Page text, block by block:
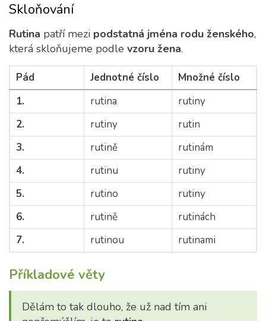
Skloňování
Rutina patří mezi podstatná jména rodu ženského,
která skloňujeme podle vzoru žena.
Pád Jednotné číslo
Množné číslo
1.
rutina
rutiny
2.
rutiny
rutin
3.
rutině
rutinám
4.
rutinu
rutiny
5.
rutino
rutiny
6.
rutině
rutinách
7.
rutinou rutinami
Příkladové věty
Dělám to tak dlouho, že už nad tím ani